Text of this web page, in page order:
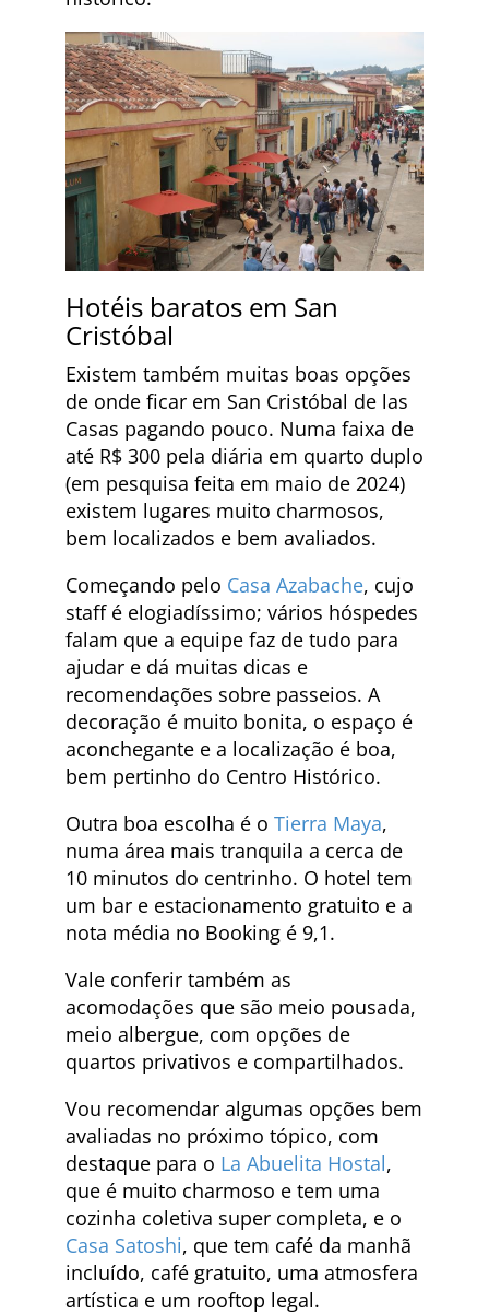
Hotéis baratos em San
Cristóbal
Existem também muitas boas opções
de onde ficar em San Cristóbal de las
Casas pagando pouco. Numa faixa de
até R$ 300 pela diária em quarto duplo
(em pesquisa feita em maio de 2024)
existem lugares muito charmosos,
bem localizados e bem avaliados.
Começando pelo Casa Azabache, cujo
staff é elogiadíssimo; vários hóspedes
falam que a equipe faz de tudo para
ajudar e dá muitas dicas e
recomendações sobre passeios. A
decoração é muito bonita, o espaço é
aconchegante e a localização é boa,
bem pertinho do Centro Histórico.
Outra boa escolha é o Tierra Maya,
numa área mais tranquila a cerca de
10 minutos do centrinho. O hotel tem
um bar e estacionamento gratuito e a
nota média no Booking é 9,1.
Vale conferir também as
acomodações que são meio pousada,
meio albergue, com opções de
quartos privativos e compartilhados.
Vou recomendar algumas opções bem
avaliadas no próximo tópico, com
destaque para o La Abuelita Hostal,
que é muito charmoso e tem uma
cozinha coletiva super completa, e o
Casa Satoshi, que tem café da manhã
incluído, café gratuito, uma atmosfera
artística e um rooftop legal.